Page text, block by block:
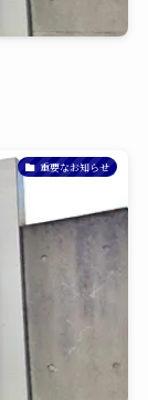
重要なお知らせ